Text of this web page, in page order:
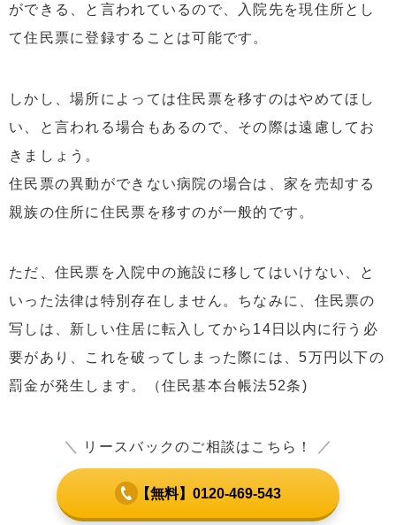
ができる、と言われているので、入院先を現住所とし
て住民票に登録することは可能です。
しかし、場所によっては住民票を移すのはやめてほし
い、と言われる場合もあるので、その際は遠慮してお
きましょう。
住民票の異動ができない病院の場合は、家を売却する
親族の住所に住民票を移すのが一般的です。
ただ、住民票を入院中の施設に移してはいけない、と
いった法律は特別存在しません。ちなみに、住民票の
写しは、新しい住居に転入してから14日以内に行う必
要があり、これを破ってしまった際には、5万円以下の
罰金が発生します。（住民基本台帳法52条)
＼ リースバックのご相談はこちら！ ／
【無料】0120-469-543